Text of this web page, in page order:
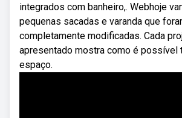
integrados com banheiro,. Webhoje
pequenas sacadas e varanda que
completamente modificadas. Cada
apresentado mostra como é possível
espaço.